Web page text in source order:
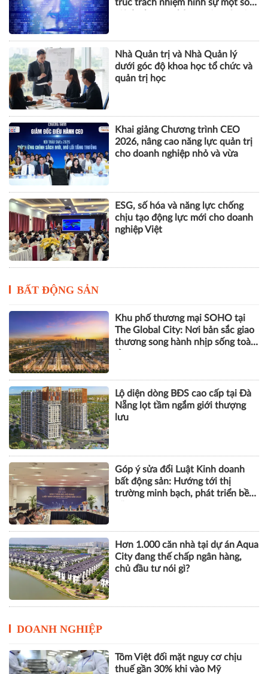
trúc trách nhiệm hình sự một số
Nhà Quản trị và Nhà Quản lý
dưới góc độ khoa học tổ chức và
quản trị học
Khai giảng Chương trình CEO
2026, nâng cao năng lực quản trị
cho doanh nghiệp nhỏ và vừa
ESG, số hóa và năng lực chống
chịu tạo động lực mới cho doanh
nghiệp Việt
BẤT ĐỘNG SẢN
Khu phố thương mại SOHO tại
The Global City: Nơi bản sắc giao
thương song hành nhịp sống toàn
Lộ diện dòng BĐS cao cấp tại Đà
Nẵng lọt tầm ngắm giới thượng
lưu
Góp ý sửa đổi Luật Kinh doanh
bất động sản: Hướng tới thị
trường minh bạch, phát triển bền
Hơn 1.000 căn nhà tại dự án Aqua
City đang thế chấp ngân hàng,
chủ đầu tư nói gì?
DOANH NGHIỆP
Tôm Việt đối mặt nguy cơ chịu
thuế gần 30% khi vào Mỹ